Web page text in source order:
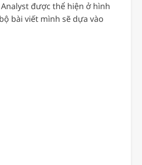
được thể hiện ở hình
bài viết mình sẽ dựa vào